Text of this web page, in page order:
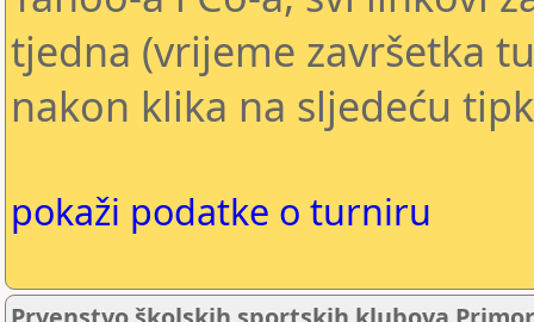
tjedna (vrijeme završetka
nakon klika na sljedeću
pokaži podatke o turniru